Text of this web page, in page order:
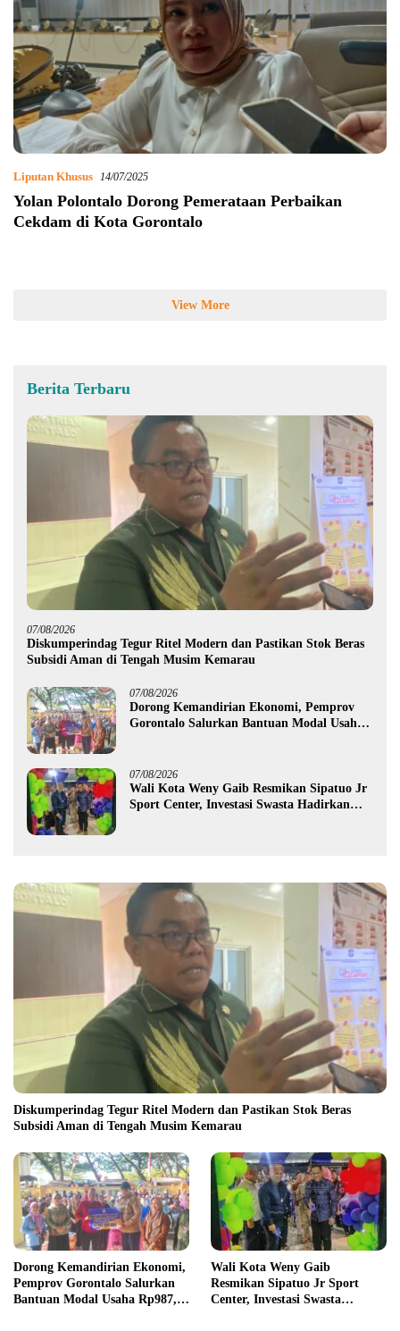
Liputan Khusus 14/07/2025
Yolan Polontalo Dorong Pemerataan Perbaikan
Cekdam di Kota Gorontalo
View More
Berita Terbaru
07/08/2026
Diskumperindag Tegur Ritel Modern dan Pastikan Stok Beras
Subsidi Aman di Tengah Musim Kemarau
07/08/2026
Dorong Kemandirian Ekonomi, Pemprov
Gorontalo Salurkan Bantuan Modal Usaha
07/08/2026
Wali Kota Weny Gaib Resmikan Sipatuo Jr
Sport Center, Investasi Swasta Hadirkan
Diskumperindag Tegur Ritel Modern dan Pastikan Stok Beras
Subsidi Aman di Tengah Musim Kemarau
Dorong Kemandirian Ekonomi,
Pemprov Gorontalo Salurkan
Bantuan Modal Usaha Rp987,5
Wali Kota Weny Gaib
Resmikan Sipatuo Jr Sport
Center, Investasi Swasta